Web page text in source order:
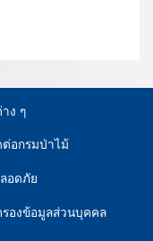
ง ๆ
ต่อกรมป่าไม้
อดภัย
องข้อมูลส่วนบุคคล